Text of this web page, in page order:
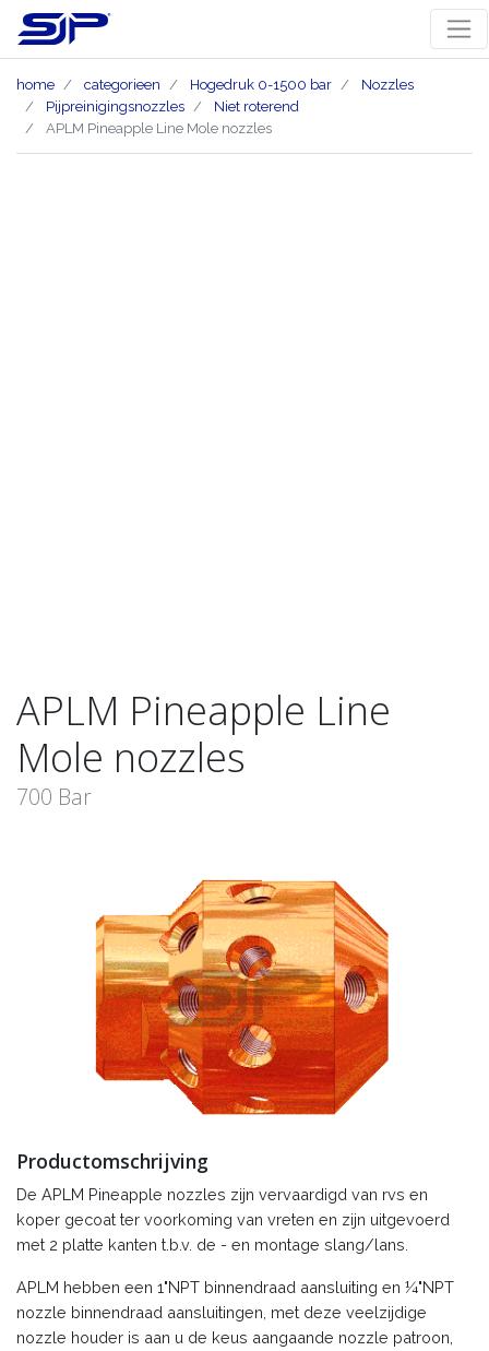
home categorieen Hogedruk 0-1500 bar
Nozzles
Pijpreinigingsnozzles
Niet roterend
APLM Pineapple Line Mole nozzles
APLM Pineapple Line
Mole nozzles
700 Bar
Productomschrijving
De APLM Pineapple nozzles zijn vervaardigd van rvs en
koper gecoat ter voorkoming van vreten en zijn uitgevoerd
met 2 platte kanten t.b.v. de - en montage slang/lans.
APLM hebben een 1"NPT binnendraad aansluiting en ¼"NPT
nozzle binnendraad aansluitingen, met deze veelzijdige
nozzle houder is aan u de keus aangaande nozzle patroon,